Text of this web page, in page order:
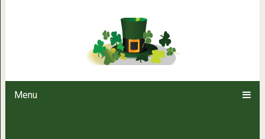
Menu
8+ крутых психологических